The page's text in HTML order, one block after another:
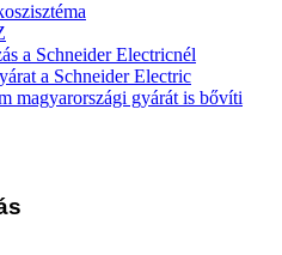
a Schneider Electricnél
a Schneider Electric
magyarországi gyárát is bővíti